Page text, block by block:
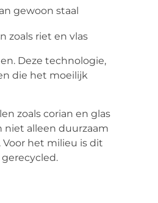
gewoon staal
zoals riet en vlas
Deze technologie,
die het moeilijk
zoals corian en glas
alleen duurzaam
het milieu is dit